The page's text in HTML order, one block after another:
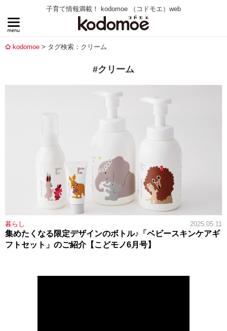
子育て情報満載！ kodomoe （コドモエ）web
kodomoe タグ検索：クリーム
#クリーム
暮らし 2025.05.11
集めたくなる限定デザインのボトル♪「ベビースキンケアギ
フトセット」のご紹介【こどモノ6月号】